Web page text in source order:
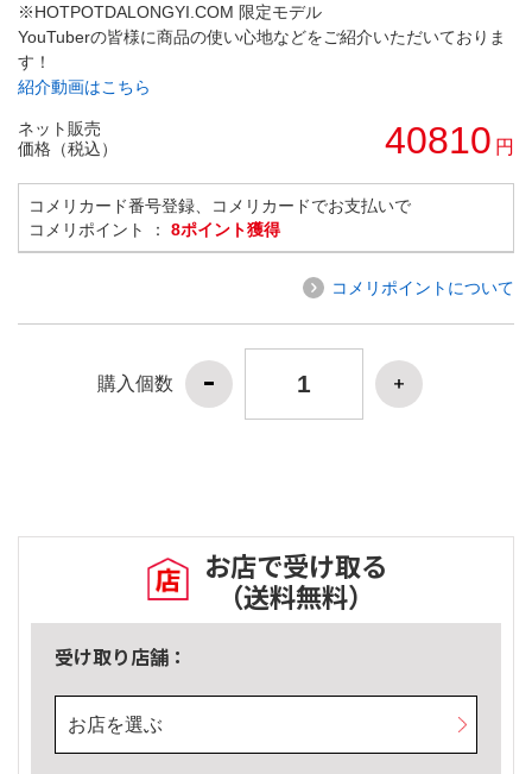
※HOTPOTDALONGYI.COM 限定モデル
YouTuberの皆様に商品の使い心地などをご紹介いただいておりま
す！
紹介動画はこちら
ネット販売
価格（税込）
40810 円
コメリカード番号登録、コメリカードでお支払いで
コメリポイント ： 8ポイント獲得
コメリポイントについて
購入個数
お店で受け取る
（送料無料）
受け取り店舗：
お店を選ぶ